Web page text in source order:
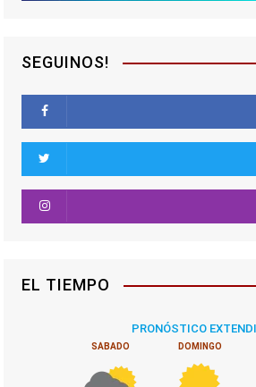
SEGUINOS!
EL TIEMPO